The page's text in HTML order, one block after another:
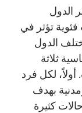
الدول
تؤثر في
الدول
ثلاثة
لكل فرد
بهدف
كثيرة